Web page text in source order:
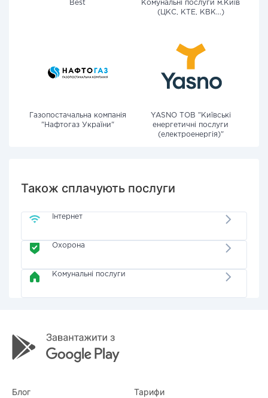
Best
Комунальні послуги м.Київ
(ЦКС, КТЕ, КВК...)
Газопостачальна компанія
"Нафтогаз України"
YASNO ТОВ "Київські
енергетичні послуги
(електроенергія)"
Також сплачують послуги
Інтернет
Охорона
Комунальні послуги
Блог Тарифи